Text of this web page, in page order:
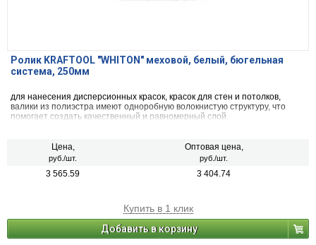
Ролик KRAFTOOL ″WHITON″ меховой, белый, бюгельная
система, 250мм
для нанесения дисперсионных красок, красок для стен и потолков,
валики из полиэстра имеют одноробную волокнистую структуру, что
помогает создать качественный и равномерный слой.
Цена,
руб./шт.
Оптовая цена,
руб./шт.
3 565.59 3 404.74
Купить в 1 клик
Добавить в корзину